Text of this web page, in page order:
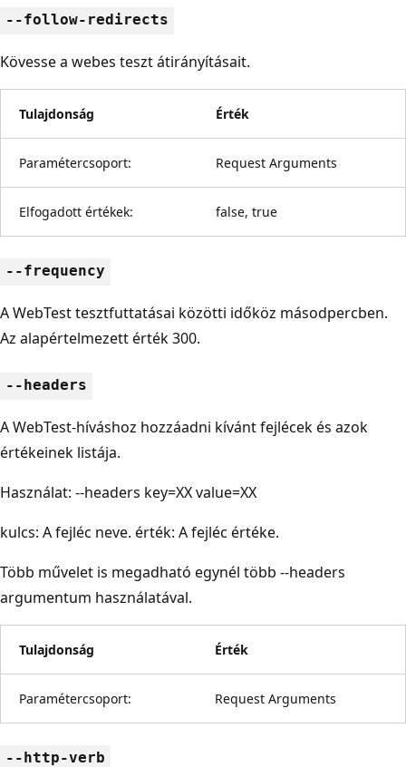
--follow-redirects
Kövesse a webes teszt átirányításait.
Tulajdonság Érték
Paramétercsoport: Request Arguments
Elfogadott értékek: false, true
--frequency
A WebTest tesztfuttatásai közötti időköz másodpercben.
Az alapértelmezett érték 300.
--headers
A WebTest-híváshoz hozzáadni kívánt fejlécek és azok
értékeinek listája.
Használat: --headers key=XX value=XX
kulcs: A fejléc neve. érték: A fejléc értéke.
Több művelet is megadható egynél több --headers
argumentum használatával.
Tulajdonság Érték
Paramétercsoport: Request Arguments
--http-verb